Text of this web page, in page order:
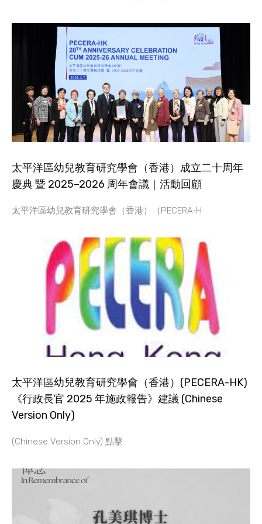
太平洋區幼兒教育研究學會（香港）成立二十周年
慶典 暨 2025–2026 周年會議｜活動回顧
太平洋區幼兒教育研究學會（香港）（PECERA‑H
太平洋區幼兒教育研究學會（香港）(PECERA-HK)
《行政長官 2025 年施政報告》建議 (Chinese
Version Only)
(Chinese Version Only) 點擊